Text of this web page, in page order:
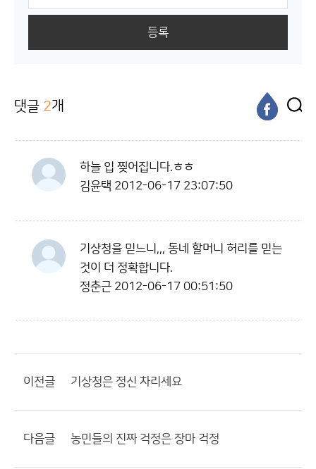
등록
댓글 2개
하늘 입 찢어집니다.ㅎㅎ
김윤택 2012-06-17 23:07:50
기상청을 믿느니,,, 동네 할머니 허리를 믿는
것이 더 정확합니다.
정춘근 2012-06-17 00:51:50
이전글 기상청은 정신 차리세요
다음글 농민들의 진짜 걱정은 장마 걱정